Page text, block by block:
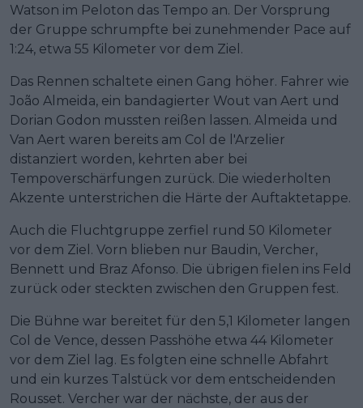
Watson im Peloton das Tempo an. Der Vorsprung
der Gruppe schrumpfte bei zunehmender Pace auf
1:24, etwa 55 Kilometer vor dem Ziel.
Das Rennen schaltete einen Gang höher. Fahrer wie
João Almeida, ein bandagierter Wout van Aert und
Dorian Godon mussten reißen lassen. Almeida und
Van Aert waren bereits am Col de l'Arzelier
distanziert worden, kehrten aber bei
Tempoverschärfungen zurück. Die wiederholten
Akzente unterstrichen die Härte der Auftaktetappe.
Auch die Fluchtgruppe zerfiel rund 50 Kilometer
vor dem Ziel. Vorn blieben nur Baudin, Vercher,
Bennett und Braz Afonso. Die übrigen fielen ins Feld
zurück oder steckten zwischen den Gruppen fest.
Die Bühne war bereitet für den 5,1 Kilometer langen
Col de Vence, dessen Passhöhe etwa 44 Kilometer
vor dem Ziel lag. Es folgten eine schnelle Abfahrt
und ein kurzes Talstück vor dem entscheidenden
Rousset. Vercher war der nächste, der aus der